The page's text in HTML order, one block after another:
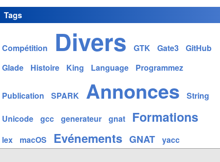
Tags
Compétition Divers GTK Gate3
GitHub
Glade
Histoire King Language Programmez
Publication SPARK Annonces String
Unicode gcc generateur gnat Formations
lex macOS Evénements GNAT yacc